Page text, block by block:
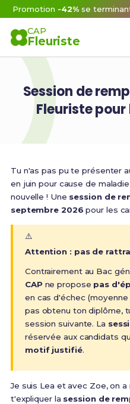
Promotion -42% se
CAP
Fleuriste
Session de
Fleuriste pour
Tu n'as pas pu te présenter
en juin pour cause de
nouvelle ! Une session de
septembre 2026 pour les
⚠️
Attention : pas de
Contrairement au Bac
CAP ne propose pas
en cas d'échec (moyenne
pas obtenu ton diplôme,
session suivante. La
réservée aux candidats
motif justifié.
Je suis Lea et avec Zoe, on
t'expliquer la session de